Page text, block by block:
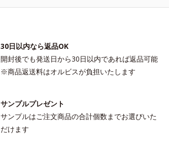
30日以内なら返品OK
開封後でも発送日から30日以内であれば返品可能
※商品返送料はオルビスが負担いたします
サンプルプレゼント
サンプルはご注文商品の合計個数までお選びいた
だけます